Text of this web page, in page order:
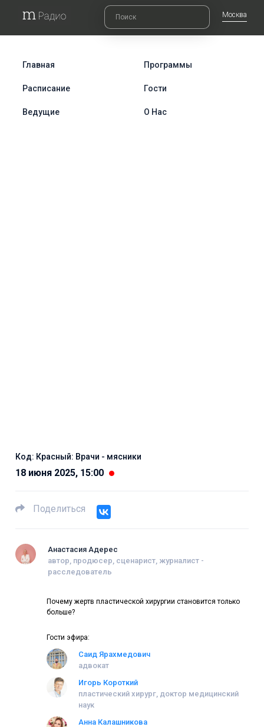
Москва
Главная Программы
Расписание Гости
Ведущие О Нас
Код: Красный: Врачи - мясники
18 июня 2025, 15:00
Поделиться
Анастасия Адерес
автор, продюсер, сценарист, журналист -
расследователь
Почему жертв пластической хирургии становится только
больше?
Гости эфира:
Саид Ярахмедович
адвокат
Игорь Короткий
пластический хирург, доктор медицинский
наук
Анна Калашникова